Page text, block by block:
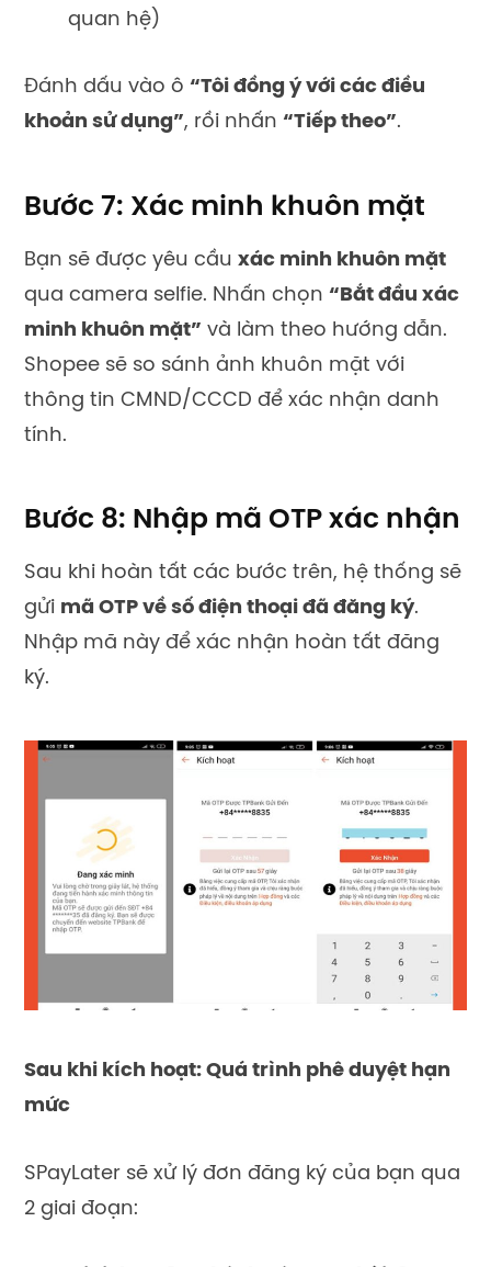
quan hệ)
Đánh dấu vào ô “Tôi đồng ý với các điều
khoản sử dụng”, rồi nhấn “Tiếp theo”.
Bước 7: Xác minh khuôn mặt
Bạn sẽ được yêu cầu xác minh khuôn mặt
qua camera selfie. Nhấn chọn “Bắt đầu xác
minh khuôn mặt” và làm theo hướng dẫn.
Shopee sẽ so sánh ảnh khuôn mặt với
thông tin CMND/CCCD để xác nhận danh
tính.
Bước 8: Nhập mã OTP xác nhận
Sau khi hoàn tất các bước trên, hệ thống sẽ
gửi mã OTP về số điện thoại đã đăng ký.
Nhập mã này để xác nhận hoàn tất đăng
ký.
Sau khi kích hoạt: Quá trình phê duyệt hạn
mức
SPayLater sẽ xử lý đơn đăng ký của bạn qua
2 giai đoạn: